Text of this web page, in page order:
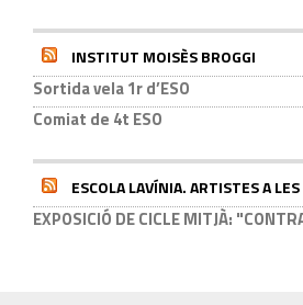
INSTITUT MOISÈS BROGGI
Sortida vela 1r d’ESO
Comiat de 4t ESO
ESCOLA LAVÍNIA. ARTISTES A
EXPOSICIÓ DE CICLE MITJÀ: